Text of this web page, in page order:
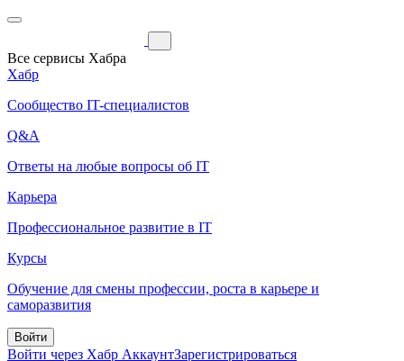
Все сервисы Хабра
Хабр
Сообщество IT-специалистов
Q&A
Ответы на любые вопросы об IT
Карьера
Профессиональное развитие в IT
Курсы
Обучение для смены профессии, роста в карьере и
саморазвития
Войти
Войти через Хабр АккаунтЗарегистрироваться